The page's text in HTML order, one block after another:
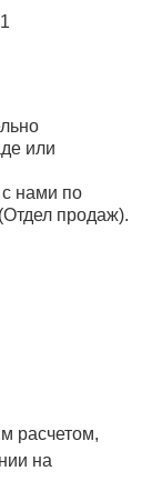
или
нами по
продаж).
расчетом,
на